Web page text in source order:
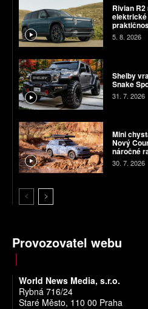
Rivian R2
elektrické
5. 8. 2026
Shelby
Snake
31. 7. 2026
Mini
Nový
náročné
30. 7. 2026
Provozovatel webu
World News Media, s.r.o.
Rybná 716/24
Staré Město, 110 00 Praha